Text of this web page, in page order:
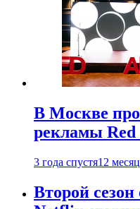
В Москве
рекламы Red
3 года спустя12
Второй сезон